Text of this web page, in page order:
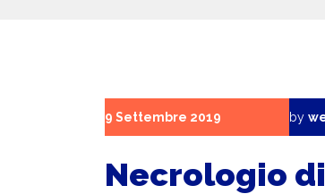
9 Settembre 2019 by
Necrologio